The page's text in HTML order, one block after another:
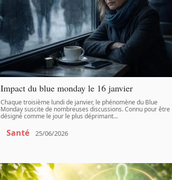
Impact du blue monday le 16 janvier
Chaque troisième lundi de janvier, le phénomène du Blue
Monday suscite de nombreuses discussions. Connu pour être
désigné comme le jour le plus déprimant…
Santé 25/06/2026